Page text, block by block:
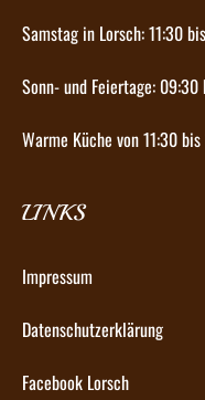
Samstag in Lorsch: 11:30
Sonn- und Feiertage:
Warme Küche von 11:30
LINKS
Impressum
Datenschutzerklärung
Facebook Lorsch